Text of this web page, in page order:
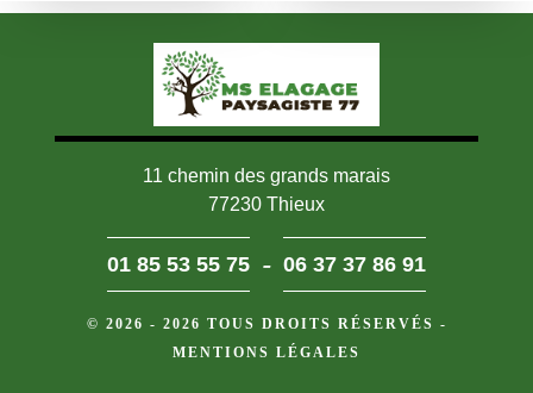
11 chemin des grands marais
77230 Thieux
01 85 53 55 75 - 06 37 37 86 91
© 2026 - 2026 TOUS DROITS RÉSERVÉS -
MENTIONS LÉGALES